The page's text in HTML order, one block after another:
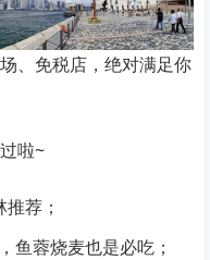
、免税店，绝对满足你
啦~
荐；
鱼蓉烧麦也是必吃；